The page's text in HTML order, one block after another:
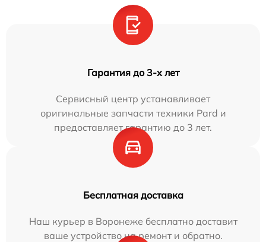
Гарантия до 3-х лет
Сервисный центр устанавливает
оригинальные запчасти техники Pard и
предоставляет гарантию до 3 лет.
Бесплатная доставка
Наш курьер в Воронеже бесплатно доставит
ваше устройство на ремонт и обратно.